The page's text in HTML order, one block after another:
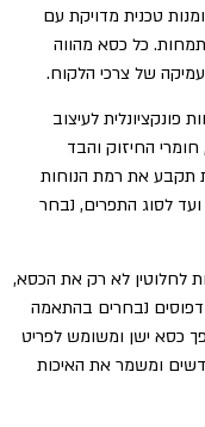
טכנית מדויקת עם
כל כסא מהווה
של צרכי הלקוח.
פונקציונלית לעיצוב
החיזוק והבד
תקבע את רמת הנוחות
לסוג התפרים, נבחר
לחלוטין לא רק את הכסא,
נבחרים בהתאמה
כסא ישן ומשומש לפריט
ומשמר את האיכות